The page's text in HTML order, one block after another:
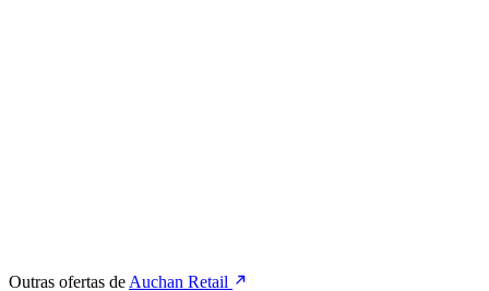
Outras ofertas de Auchan Retail